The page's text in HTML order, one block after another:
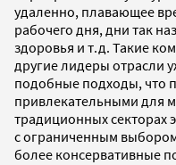
удаленно, плавающее
рабочего дня, дни так
здоровья и т.д. Такие
другие лидеры отрасли
подобные подходы, что
привлекательными для
традиционных секторах
с ограниченным
более консервативные